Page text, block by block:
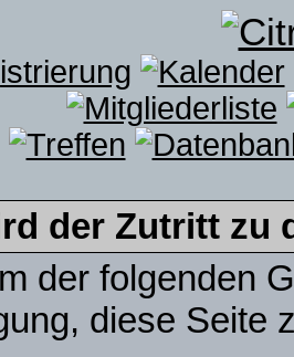
der Zutritt zu
der folgenden
diese Seite